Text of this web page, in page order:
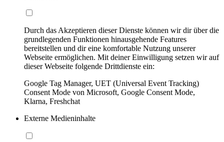
Durch das Akzeptieren dieser Dienste können wir dir über die
grundlegenden Funktionen hinausgehende Features
bereitstellen und dir eine komfortable Nutzung unserer
Webseite ermöglichen. Mit deiner Einwilligung setzen wir auf
dieser Webseite folgende Drittdienste ein:
Google Tag Manager, UET (Universal Event Tracking)
Consent Mode von Microsoft, Google Consent Mode,
Klarna, Freshchat
Externe Medieninhalte